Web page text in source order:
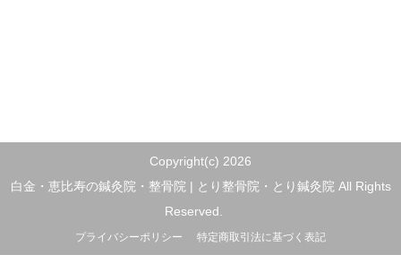
Copyright(c) 2026
白金・恵比寿の鍼灸院・整骨院 | とり整骨院・とり鍼灸院 All Rights
Reserved.
プライバシーポリシー 特定商取引法に基づく表記